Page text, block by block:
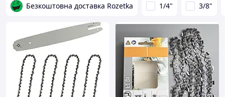
Безкоштовна доставка Rozetka 1/4" 3/8"